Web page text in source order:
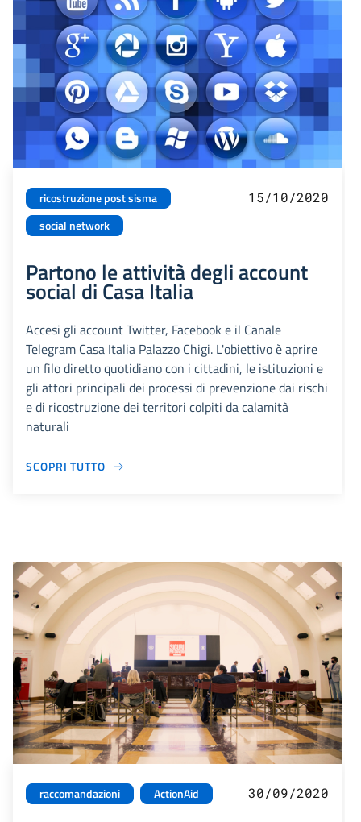
ricostruzione post sisma
social network
15/10/2020
Partono le attività degli account
social di Casa Italia
Accesi gli account Twitter, Facebook e il Canale
Telegram Casa Italia Palazzo Chigi. L'obiettivo è aprire
un filo diretto quotidiano con i cittadini, le istituzioni e
gli attori principali dei processi di prevenzione dai rischi
e di ricostruzione dei territori colpiti da calamità
naturali
SCOPRI TUTTO
raccomandazioni ActionAid 30/09/2020